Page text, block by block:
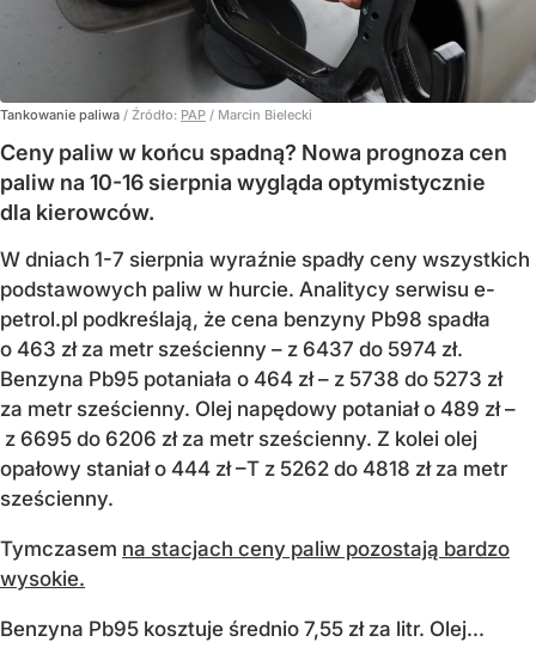
Tankowanie paliwa / Źródło: PAP / Marcin Bielecki
Ceny paliw w końcu spadną? Nowa prognoza cen
paliw na 10-16 sierpnia wygląda optymistycznie
dla kierowców.
W dniach 1-7 sierpnia wyraźnie spadły ceny wszystkich
podstawowych paliw w hurcie. Analitycy serwisu e-
petrol.pl podkreślają, że cena benzyny Pb98 spadła
o 463 zł za metr sześcienny – z 6437 do 5974 zł.
Benzyna Pb95 potaniała o 464 zł – z 5738 do 5273 zł
za metr sześcienny. Olej napędowy potaniał o 489 zł –
z 6695 do 6206 zł za metr sześcienny. Z kolei olej
opałowy staniał o 444 zł –T z 5262 do 4818 zł za metr
sześcienny.
Tymczasem na stacjach ceny paliw pozostają bardzo
wysokie.
Benzyna Pb95 kosztuje średnio 7,55 zł za litr. Olej...